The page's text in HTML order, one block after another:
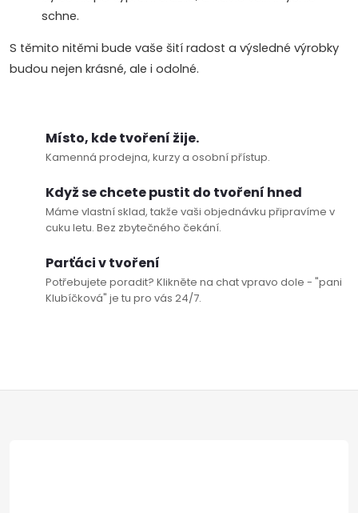
u
schne.
S těmito nitěmi bude vaše šití radost a výsledné výrobky
budou nejen krásné, ale i odolné.
Místo, kde tvoření žije.
Kamenná prodejna, kurzy a osobní přístup.
Když se chcete pustit do tvoření hned
Máme vlastní sklad, takže vaši objednávku připravíme v
cuku letu. Bez zbytečného čekání.
Parťáci v tvoření
Potřebujete poradit? Klikněte na chat vpravo dole - "pani
Klubíčková" je tu pro vás 24/7.